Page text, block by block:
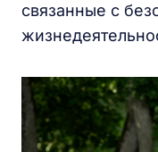
связанные с